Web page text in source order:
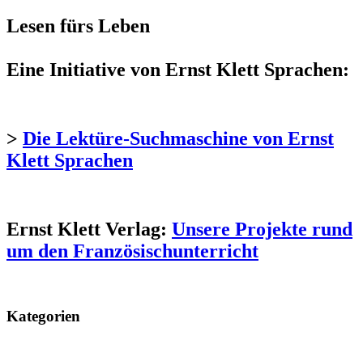
Lesen fürs Leben
Eine Initiative von Ernst Klett Sprachen:
> Die Lektüre-Suchmaschine von Ernst
Klett Sprachen
Ernst Klett Verlag: Unsere Projekte rund
um den Französischunterricht
Kategorien